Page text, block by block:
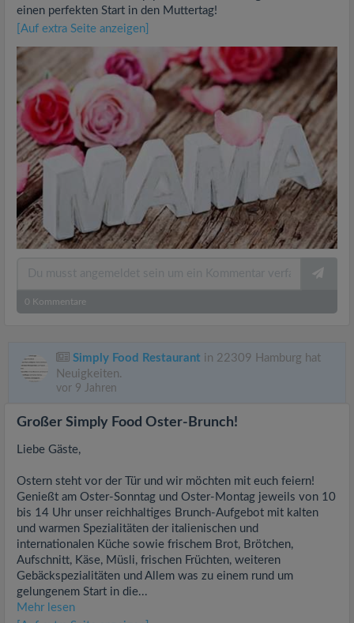
einen perfekten Start in den Muttertag!
[Auf extra Seite anzeigen]
0 Kommentare
Simply Food Restaurant in 22309 Hamburg hat
Neuigkeiten.
vor 9 Jahren
Großer Simply Food Oster-Brunch!
Liebe Gäste,
Ostern steht vor der Tür und wir möchten mit euch feiern!
Genießt am Oster-Sonntag und Oster-Montag jeweils von 10
bis 14 Uhr unser reichhaltiges Brunch-Aufgebot mit kalten
und warmen Spezialitäten der italienischen und
internationalen Küche sowie frischem Brot, Brötchen,
Aufschnitt, Käse, Müsli, frischen Früchten, weiteren
Gebäckspezialitäten und Allem was zu einem rund um
gelungenem Start in die...
Mehr lesen